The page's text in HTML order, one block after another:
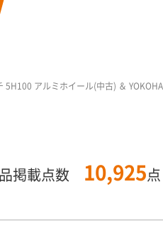
5H100 アルミホイール(中古) ＆
掲載点数 10,925 点